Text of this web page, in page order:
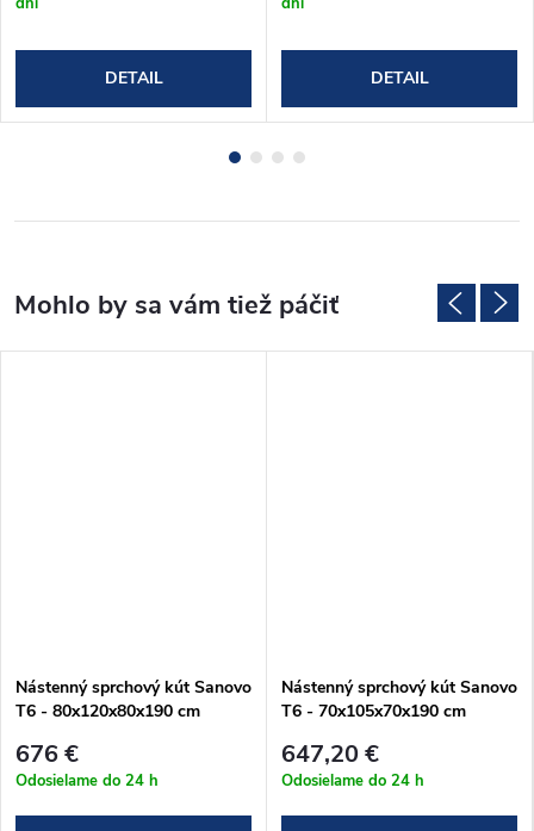
DETAIL DETAIL
Nástenný sprchový kút Sanovo
T6 - 80x120x80x190 cm
676 €
Odosielame do 24 h
Nástenný sprchový kút Sanovo
T6 - 70x105x70x190 cm
647,20 €
Odosielame do 24 h